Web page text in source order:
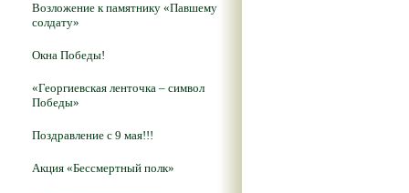
Возложение к памятнику «Павшему
солдату»
Окна Победы!
«Георгиевская ленточка – символ
Победы»
Поздравление с 9 мая!!!
Акция «Бессмертный полк»